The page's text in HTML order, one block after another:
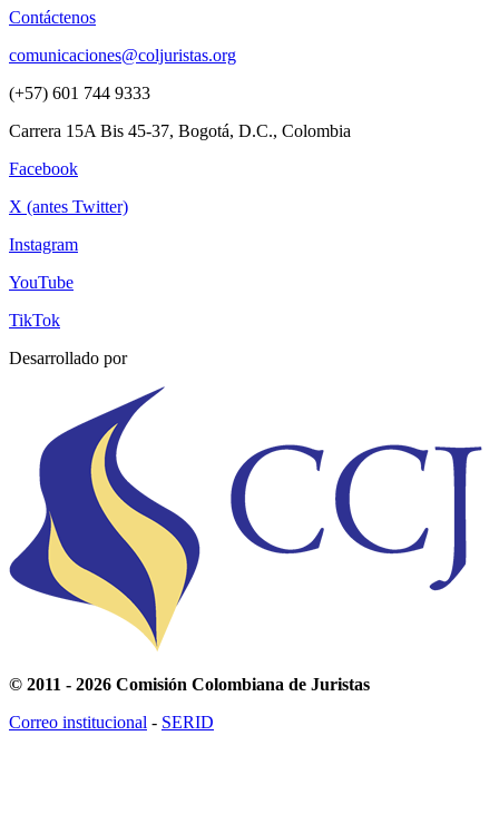
Contáctenos
comunicaciones@coljuristas.org
(+57) 601 744 9333
Carrera 15A Bis 45-37, Bogotá, D.C., Colombia
Facebook
X (antes Twitter)
Instagram
YouTube
TikTok
Desarrollado por
© 2011 - 2026 Comisión Colombiana de Juristas
Correo institucional - SERID